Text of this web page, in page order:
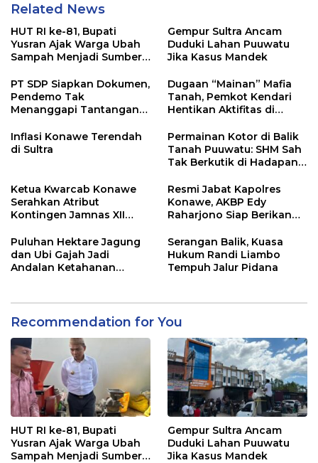
Related News
HUT RI ke-81, Bupati
Yusran Ajak Warga Ubah
Sampah Menjadi Sumber
Gempur Sultra Ancam
Duduki Lahan Puuwatu
Jika Kasus Mandek
PT SDP Siapkan Dokumen,
Pendemo Tak
Menanggapi Tantangan
Dugaan “Mainan” Mafia
Tanah, Pemkot Kendari
Hentikan Aktifitas di
Inflasi Konawe Terendah
di Sultra
Permainan Kotor di Balik
Tanah Puuwatu: SHM Sah
Tak Berkutik di Hadapan
Ketua Kwarcab Konawe
Serahkan Atribut
Kontingen Jamnas XII
Resmi Jabat Kapolres
Konawe, AKBP Edy
Raharjono Siap Berikan
Puluhan Hektare Jagung
dan Ubi Gajah Jadi
Andalan Ketahanan
Serangan Balik, Kuasa
Hukum Randi Liambo
Tempuh Jalur Pidana
Recommendation for You
HUT RI ke-81, Bupati
Yusran Ajak Warga Ubah
Sampah Menjadi Sumber
Gempur Sultra Ancam
Duduki Lahan Puuwatu
Jika Kasus Mandek